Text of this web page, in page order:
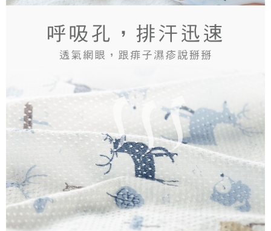
易，需依本服務之必要範圍內提供個人資料，並將交易相關給付款項請求債
２．關於個人資料處理事宜，請瀏覽以下網址：
https://aftee.tw/terms/#terms3
３．未成年的使用者請事先徵得法定代理人或監護人之同意方可使用
「AFTEE先享後付」，若未經同意申辦者引起之損失，本公司不負相關責
４．使用「AFTEE先享後付」時，將依據個別帳號之用戶狀況，依本公司即
時審查核予不同之上限額度；若仍有額度不足之情形，本公司將視審查結果
請求用戶進行身份認證。
５．嚴禁一人註冊多個帳號或使用他人資訊註冊。若發現惡意使用之情形，
恩沛科技股份有限公司將有權停止該用戶之使用額度並採取法律行動。